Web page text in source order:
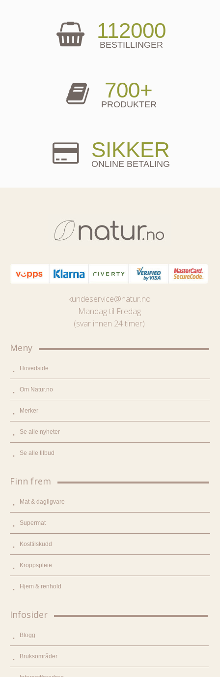
112000
BESTILLINGER
700+
PRODUKTER
SIKKER
ONLINE BETALING
kundeservice@natur.no
Mandag til Fredag
(svar innen 24 timer)
Meny
Hovedside
Om Natur.no
Merker
Se alle nyheter
Se alle tilbud
Finn frem
Mat & dagligvare
Supermat
Kosttilskudd
Kroppspleie
Hjem & renhold
Infosider
Blogg
Bruksområder